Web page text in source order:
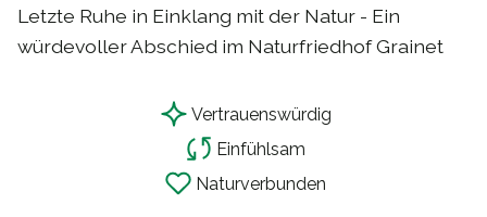
Letzte Ruhe in Einklang mit der Natur - Ein
würdevoller Abschied im Naturfriedhof Grainet
Vertrauenswürdig
Einfühlsam
Naturverbunden